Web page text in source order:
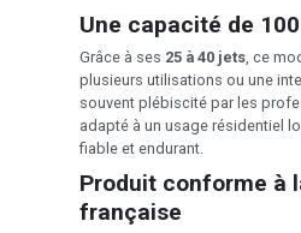
Une capacité de
Grâce à ses 25 à 40 jets , ce
plusieurs utilisations ou une
souvent plébiscité par les
adapté à un usage résidentiel
fiable et endurant.
Produit conforme à
française